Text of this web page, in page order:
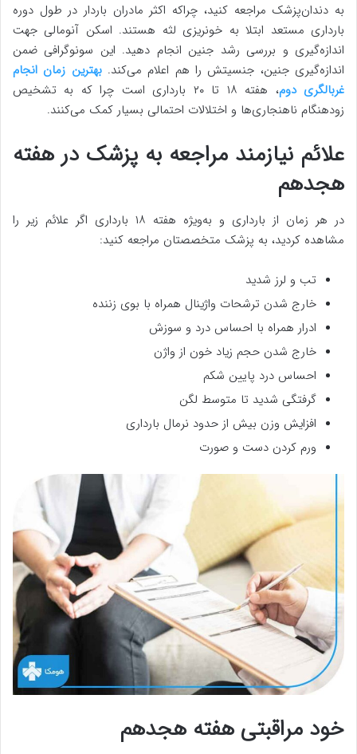
به دندان‌پزشک مراجعه کنید، چراکه اکثر مادران باردار در طول دوره
بارداری مستعد ابتلا به خونریزی لثه هستند. اسکن آنومالی جهت
اندازه‌گیری و بررسی رشد جنین انجام دهید. این سونوگرافی ضمن
اندازه‌گیری جنین، جنسیتش را هم اعلام می‌کند.بهترین زمان انجام
غربالگری دوم
، هفته ۱۸ تا ۲۰ بارداری است چرا که به تشخیص
زودهنگام ناهنجاری‌ها و اختلالات احتمالی بسیار کمک می‌کنند.
علائم نیازمند مراجعه به پزشک در هفته
هجدهم
در هر زمان از بارداری و به‌ویژه هفته ۱۸ بارداری اگر علائم زیر را
مشاهده کردید، به پزشک متخصصتان مراجعه کنید:
تب و لرز شدید
خارج شدن ترشحات واژینال همراه با بوی زننده
ادرار همراه با احساس درد و سوزش
خارج شدن حجم زیاد خون از واژن
احساس درد پایین شکم
گرفتگی شدید تا متوسط لگن
افزایش وزن بیش از حدود نرمال بارداری
ورم کردن دست و صورت
خود مراقبتی هفته هجدهم